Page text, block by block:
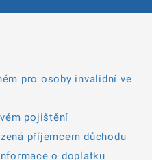
pro osoby invalidní ve
pojištění
příjemcem důchodu
o doplatku